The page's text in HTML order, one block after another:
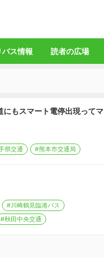
バス情報 読者の広場
もスマート電停出現ってマ
県交通 #熊本市交通局
#川崎鶴見臨港バス
#秋田中央交通